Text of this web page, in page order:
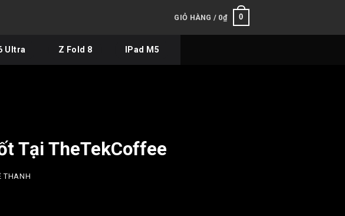
GIỎ HÀNG / 0₫ 0
Ultra Z Fold 8 IPad M5
Tại TheTekCoffee
THANH